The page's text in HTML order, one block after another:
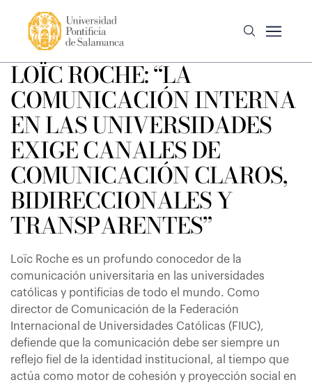
LOÏC ROCHE: “LA
COMUNICACIÓN INTERNA
EN LAS UNIVERSIDADES
EXIGE CANALES DE
COMUNICACIÓN CLAROS,
BIDIRECCIONALES Y
TRANSPARENTES”
Loïc Roche es un profundo conocedor de la
comunicación universitaria en las universidades
católicas y pontificias de todo el mundo. Como
director de Comunicación de la Federación
Internacional de Universidades Católicas (FIUC),
defiende que la comunicación debe ser siempre un
reflejo fiel de la identidad institucional, al tiempo que
actúa como motor de cohesión y proyección social en